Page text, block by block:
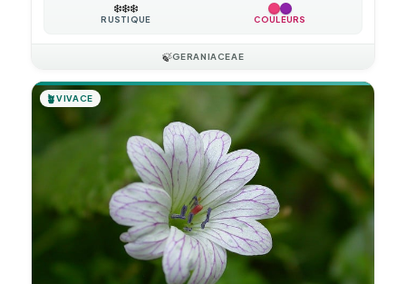
❄️❄️❄️
RUSTIQUE COULEURS
🍃GERANIACEAE
🪴VIVACE